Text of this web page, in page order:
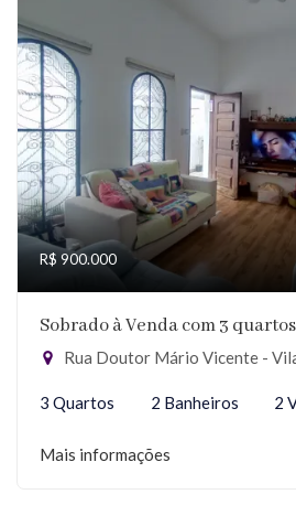
R$ 900.000
Sobrado à Venda com 3
Rua Doutor Mário Vicente - Vila Dom
3 Quartos 2 Banheiros 2
Mais informações